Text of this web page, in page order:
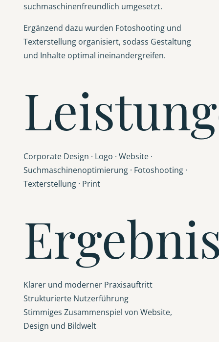
suchmaschinenfreundlich umgesetzt.
Ergänzend dazu wurden Fotoshooting und
Texterstellung organisiert, sodass Gestaltung
und Inhalte optimal ineinandergreifen.
Corporate Design · Logo · Website ·
Suchmaschinenoptimierung · Fotoshooting ·
Texterstellung · Print
Klarer und moderner Praxisauftritt
Strukturierte Nutzerführung
Stimmiges Zusammenspiel von Website,
Design und Bildwelt